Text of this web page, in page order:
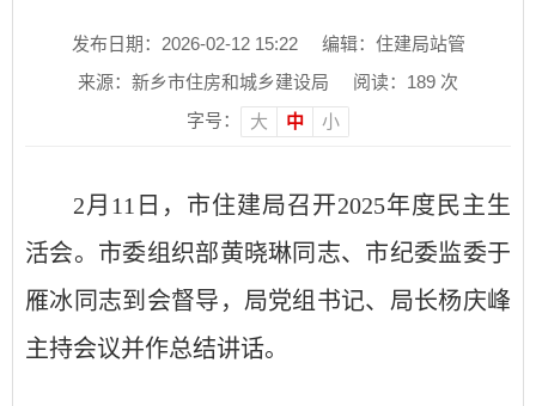
发布日期：2026-02-12 15:22
编辑：住建局站管
来源：新乡市住房和城乡建设局
阅读： 189 次
字号：
大 中 小
2月 11 日，市住建局召开2025年度民主生
活会。市委组织部黄晓琳同志、市纪委监委于
雁冰同志到会督导，局党组书记、局长杨庆峰
主持会议并作总结讲话。